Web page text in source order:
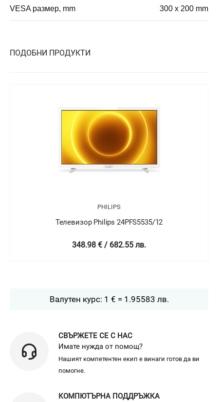
VESA размер, mm 300 x 200 mm
ПОДОБНИ ПРОДУКТИ
Телевизор Philips 24PFT5505/05
349 € / 682.58 лв.
Валутен курс: 1 € = 1.95583 лв.
СВЪРЖЕТЕ СЕ С НАС
Имате нужда от помощ?
Нашият компетентен екип е винаги готов да ви
помогне.
КОМПЮТЪРНА ПОДДРЪЖКА